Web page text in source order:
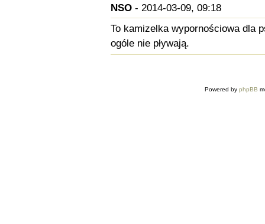
NSO- 2014-03-09, 09:18
To kamizelka wypornościowa dla
ogóle nie pływają.
Powered by phpBB